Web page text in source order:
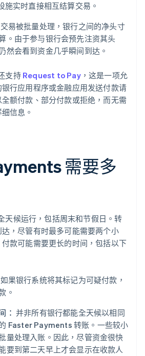
施实时直接相互结算交易。
交易被批量处理，银行之间的净头寸
。由于参与银行会预先注资其头
然会看到资金几乎瞬间到达。
支持 Request to Pay，这是一项允
行应用程序或金融应用发送付款请
额付款、部分付款或拒绝，而无需
信息。
需要多
候运行，包括周末和节假日。转
，尽管有时最多可能需要两个小
款可能需要更长的时间，包括以下
如果银行系统将其标记为可疑付款，
。
： 并非所有银行都能全天候以相同
Faster Payments 转账。一些较小
量处理入账。因此，尽管资金很快
要到第二天早上才会显示在收款人